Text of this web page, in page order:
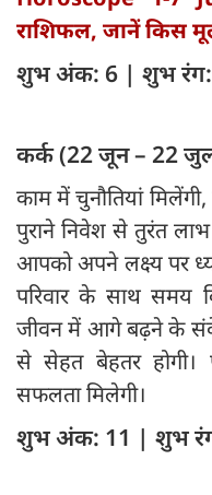
राशिफल, जानें किस
शुभ अंक: 6 | शुभ रंग:
कर्क (22 जून – 22
काम में चुनौतियां
पुराने निवेश से तुरंत
आपको अपने लक्ष्य पर
परिवार के साथ समय
जीवन में आगे बढ़ने के
से सेहत बेहतर
सफलता मिलेगी।
शुभ अंक: 11 | शुभ